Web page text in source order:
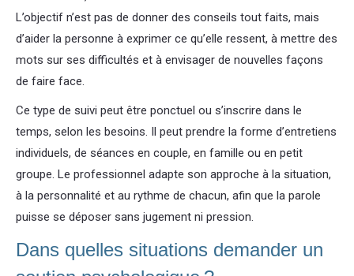
L’objectif n’est pas de donner des conseils tout faits, mais
d’aider la personne à exprimer ce qu’elle ressent, à mettre des
mots sur ses difficultés et à envisager de nouvelles façons
de faire face.
Ce type de suivi peut être ponctuel ou s’inscrire dans le
temps, selon les besoins. Il peut prendre la forme d’entretiens
individuels, de séances en couple, en famille ou en petit
groupe. Le professionnel adapte son approche à la situation,
à la personnalité et au rythme de chacun, afin que la parole
puisse se déposer sans jugement ni pression.
Dans quelles situations demander un